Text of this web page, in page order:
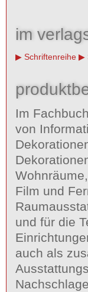
im
Schriftenreihe
Im
von
Film und
und für die
auch als